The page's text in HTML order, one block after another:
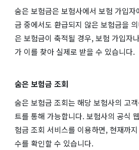
숨은 보험금은 보험사에서 보험 가입
금 중에서도 환급되지 않은 보험금을
은 보험금이 축적될 경우, 보험 가입자
가 이를 찾아 실제로 받을 수 있습니다.
숨은 보험금 조회
숨은 보험금 조회는 해당 보험사의 고
트를 통해 가능합니다. 보험사의 공식
험금 조회 서비스를 이용하면, 현재까
수를 확인할 수 있습니다.